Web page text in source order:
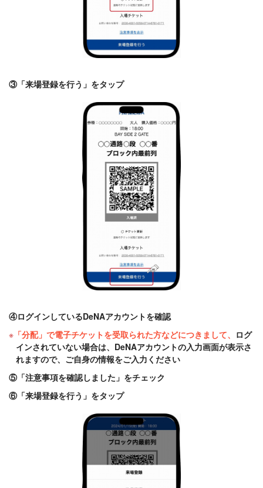
③「来場登録を行う」をタップ
④ログインしているDeNAアカウントを確認
「分配」で電子チケットを受取られた方などにつきまして、 ログ
インされていない場合は、DeNAアカウントの入力画面が表示さ
れますので、ご自身の情報をご入力ください
⑤「注意事項を確認しました」をチェック
⑥「来場登録を行う」をタップ